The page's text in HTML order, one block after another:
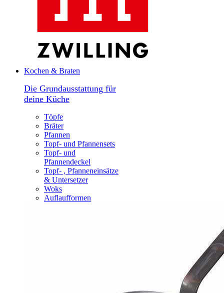
Kochen & Braten
Die Grundausstattung für
deine Küche
Töpfe
Bräter
Pfannen
Topf- und Pfannensets
Topf- und
Pfannendeckel
Topf- , Pfanneneinsätze
& Untersetzer
Woks
Auflaufformen